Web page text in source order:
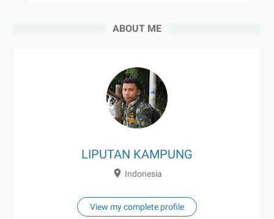
ABOUT ME
LIPUTAN KAMPUNG
Indonesia
View my complete profile